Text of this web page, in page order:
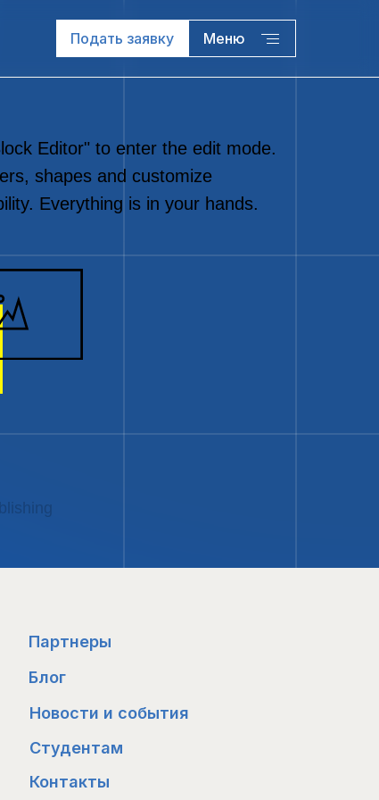
Подать заявку Меню
Editor" to enter the edit mode.
shapes and customize
Everything is in your hands.
Блог
Новости и события
Студентам
Контакты
Партнеры
07
08